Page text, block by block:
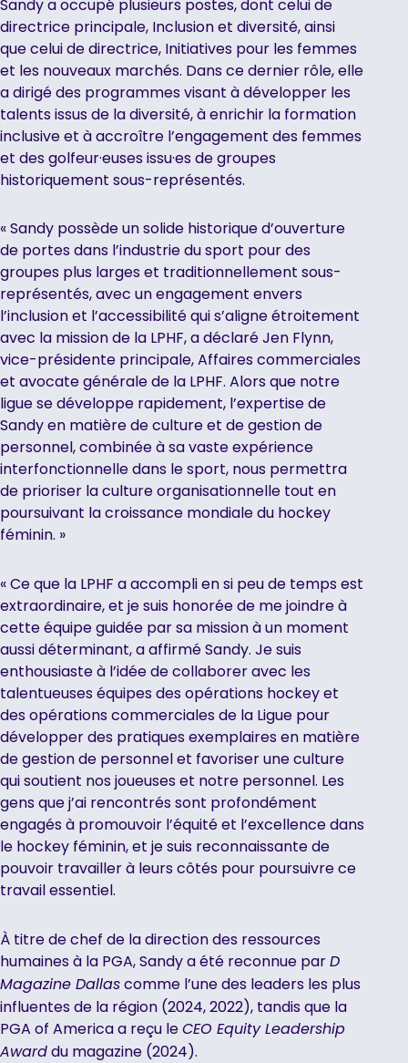
Sandy a occupé plusieurs postes, dont celui de
directrice principale, Inclusion et diversité, ainsi
que celui de directrice, Initiatives pour les femmes
et les nouveaux marchés. Dans ce dernier rôle, elle
a dirigé des programmes visant à développer les
talents issus de la diversité, à enrichir la formation
inclusive et à accroître l’engagement des femmes
et des golfeur·euses issu·es de groupes
historiquement sous-représentés.
« Sandy possède un solide historique d’ouverture
de portes dans l’industrie du sport pour des
groupes plus larges et traditionnellement sous-
représentés, avec un engagement envers
l’inclusion et l’accessibilité qui s’aligne étroitement
avec la mission de la LPHF, a déclaré Jen Flynn,
vice-présidente principale, Affaires commerciales
et avocate générale de la LPHF. Alors que notre
ligue se développe rapidement, l’expertise de
Sandy en matière de culture et de gestion de
personnel, combinée à sa vaste expérience
interfonctionnelle dans le sport, nous permettra
de prioriser la culture organisationnelle tout en
poursuivant la croissance mondiale du hockey
féminin. »
« Ce que la LPHF a accompli en si peu de temps est
extraordinaire, et je suis honorée de me joindre à
cette équipe guidée par sa mission à un moment
aussi déterminant, a affirmé Sandy. Je suis
enthousiaste à l’idée de collaborer avec les
talentueuses équipes des opérations hockey et
des opérations commerciales de la Ligue pour
développer des pratiques exemplaires en matière
de gestion de personnel et favoriser une culture
qui soutient nos joueuses et notre personnel. Les
gens que j’ai rencontrés sont profondément
engagés à promouvoir l’équité et l’excellence dans
le hockey féminin, et je suis reconnaissante de
pouvoir travailler à leurs côtés pour poursuivre ce
travail essentiel.
À titre de chef de la direction des ressources
humaines à la PGA, Sandy a été reconnue par D
Magazine Dallas comme l’une des leaders les plus
influentes de la région (2024, 2022), tandis que la
PGA of America a reçu le CEO Equity Leadership
Award du magazine (2024).